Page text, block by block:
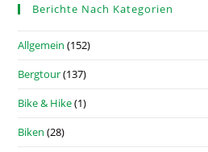
Berichte Nach Kategorien
Allgemein (152)
Bergtour(137)
Bike & Hike(1)
Biken (28)